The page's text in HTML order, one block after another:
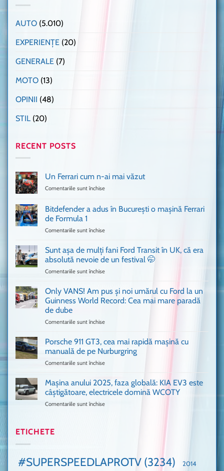
AUTO (5.010)
EXPERIENȚE (20)
GENERALE (7)
MOTO (13)
OPINII (48)
STIL (20)
RECENT POSTS
Un Ferrari cum n-ai mai văzut
Comentariile sunt închise
Ferrari
cum
văzut
Bitdefender a adus în București o mașină Ferrari
de Formula 1
Comentariile sunt închise
a
în
mașină
Ferrari
Sunt așa de mulți fani Ford Transit în UK, că era
absolută nevoie de un festival 🤭
Comentariile sunt închise
așa
mulți
în
UK,
nevoie
de
Only VANS! Am pus și noi umărul cu Ford la un
Guinness World Record: Cea mai mare paradă
de dube
Comentariile sunt închise
VANS!
Am
pus
umărul
cu
mai
mare
Porsche 911 GT3, cea mai rapidă mașină cu
manuală de pe Nurburgring
Comentariile sunt închise
911
GT3,
cea
pe
Nurburgring
Mașina anului 2025, faza globală: KIA EV3 este
câștigătoare, electricele domină WCOTY
Comentariile sunt închise
EV3
ETICHETE
#SUPERSPEEDLAPROTV (3234) 2014